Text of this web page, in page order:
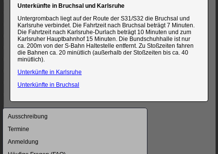
Unterkünfte in Bruchsal und Karlsruhe
Untergrombach liegt auf der Route der S31/S32 die Bruchsal und
Karlsruhe verbindet. Die Fahrtzeit nach Bruchsal beträgt 7 Minuten.
Die Fahrtzeit nach Karlsruhe-Durlach beträgt 10 Minuten und zum
Karlsruher Hauptbahnhof 15 Minuten. Die Bundschuhhalle ist nur
ca. 200m von der S-Bahn Haltestelle entfernt. Zu Stoßzeiten fahren
die Bahnen ca. 20 minütlich (außerhalb der Stoßzeiten bis ca. 40
minütlich).
Unterkünfte in Karlsruhe
Unterkünfte in Bruchsal
Navigation
Ausschreibung
Termine
Anmeldung